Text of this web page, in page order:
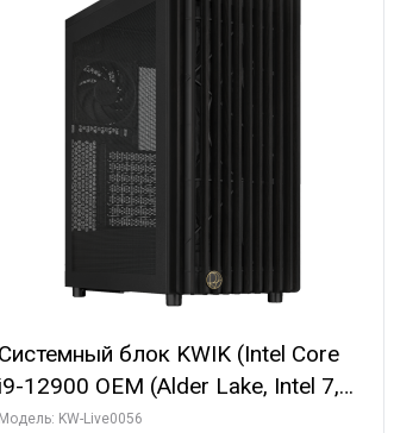
Системный блок KWIK (Intel Core
i9-12900 OEM (Alder Lake, Intel 7,
C16 8EC/8PC/T2/ 64 ГБ ОЗУ (2
Модель: KW-Live0056